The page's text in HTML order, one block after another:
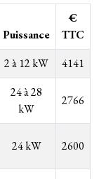
Puissance
€
TTC
2 à 12 kW 4141
24 à 28
kW
2766
24 kW 2600